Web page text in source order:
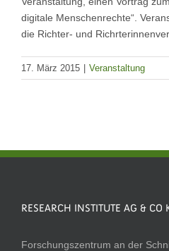
digitale Menschenrechte“.
die Richter- und
17. März 2015 Veranstaltung
RESEARCH INSTITUTE AG & CO
Forschungszentrum an der